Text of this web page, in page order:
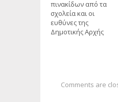
πινακίδων από τα
σχολεία και οι
ευθύνες της
Δημοτικής Αρχής
Comments are